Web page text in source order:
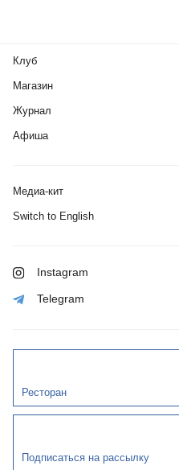
Клуб
Магазин
Журнал
Афиша
Медиа-кит
Switch to English
Instagram
Telegram
Ресторан
Подписаться на рассылку